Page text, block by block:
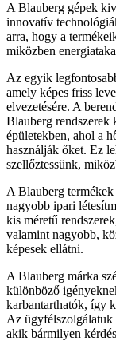
A Blauberg gépek
innovatív
arra, hogy a
miközben
Az egyik
amely képes friss
elvezetésére. A
Blauberg rendszerek
épületekben, ahol a
használják őket. Ez
szellőztessünk,
A Blauberg
nagyobb ipari
kis méretű
valamint nagyobb,
képesek ellátni.
A Blauberg márka
különböző
karbantarthatók, így
Az ügyfélszolgálatuk
akik bármilyen